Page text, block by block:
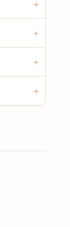
→
→
→
→